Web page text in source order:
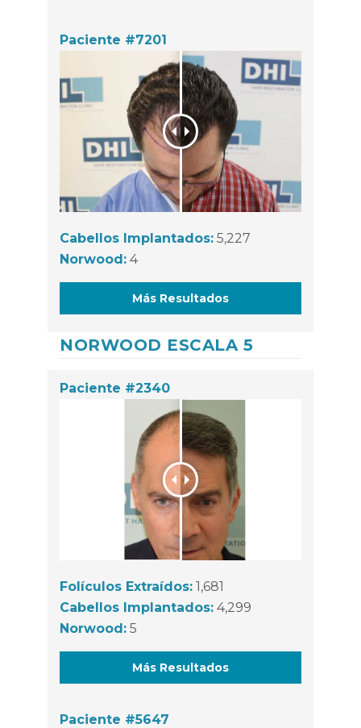
Paciente #7201
Cabellos Implantados: 5,227
Norwood: 4
Más Resultados
NORWOOD ESCALA 5
Paciente #2340
Folículos Extraídos: 1,681
Cabellos Implantados: 4,299
Norwood: 5
Más Resultados
Paciente #5647